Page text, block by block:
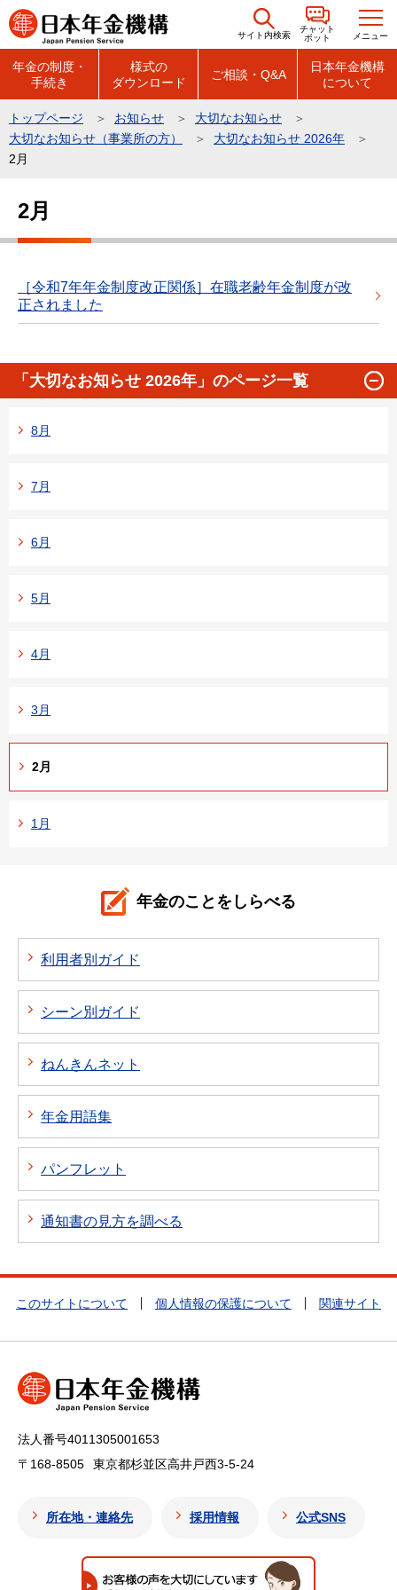
こ
の
先
サイト内検索
チャット
ボット
メニュー
年金の制度・
手続き
様式の
ダウンロード
ご相談・Q&A
日本年金機構
について
トップページ お知らせ
大切なお知らせ
大切なお知らせ（事業所の方）
大切なお知らせ 2026年
2月
こ
2月
［令和7年年金制度改正関係］在職老齢年金制度が改
正されました
「大切なお知らせ 2026年」のページ一覧
8月
7月
6月
5月
4月
3月
2月
1月
年金のことをしらべる
利用者別ガイド
シーン別ガイド
ねんきんネット
年金用語集
パンフレット
通知書の見方を調べる
このサイトについて 個人情報の保護について 関連サイト
法人番号4011305001653
〒168-8505
東京都杉並区高井戸西3-5-24
所在地・連絡先 採用情報 公式SNS